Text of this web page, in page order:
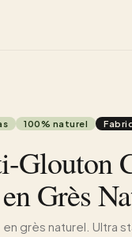
100% naturel
Glouton
Grès
grès naturel. Ultra